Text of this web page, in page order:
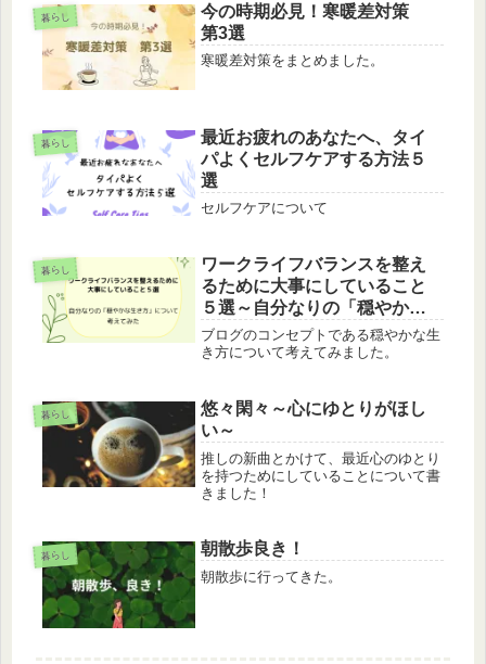
暮らし
今の時期必見！寒暖差対策
第3選
寒暖差対策をまとめました。
暮らし
最近お疲れのあなたへ、タイ
パよくセルフケアする方法５
選
セルフケアについて
暮らし
ワークライフバランスを整え
るために大事にしていること
５選～自分なりの「穏やかな
生き方」について考えてみた
～
ブログのコンセプトである穏やかな生
き方について考えてみました。
暮らし
悠々閑々～心にゆとりがほし
い～
推しの新曲とかけて、最近心のゆとり
を持つためにしていることについて書
きました！
暮らし 朝散歩良き！
朝散歩に行ってきた。